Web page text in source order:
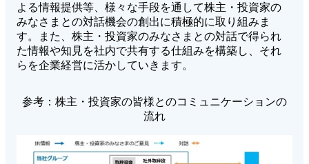
よる情報提供等、様々な手段を通して株主・投資家の
みなさまとの対話機会の創出に積極的に取り組みま
す。また、株主・投資家のみなさまとの対話で得られ
た情報や知見を社内で共有する仕組みを構築し、それ
らを企業経営に活かしていきます。
参考：株主・投資家の皆様とのコミュニケーションの
流れ